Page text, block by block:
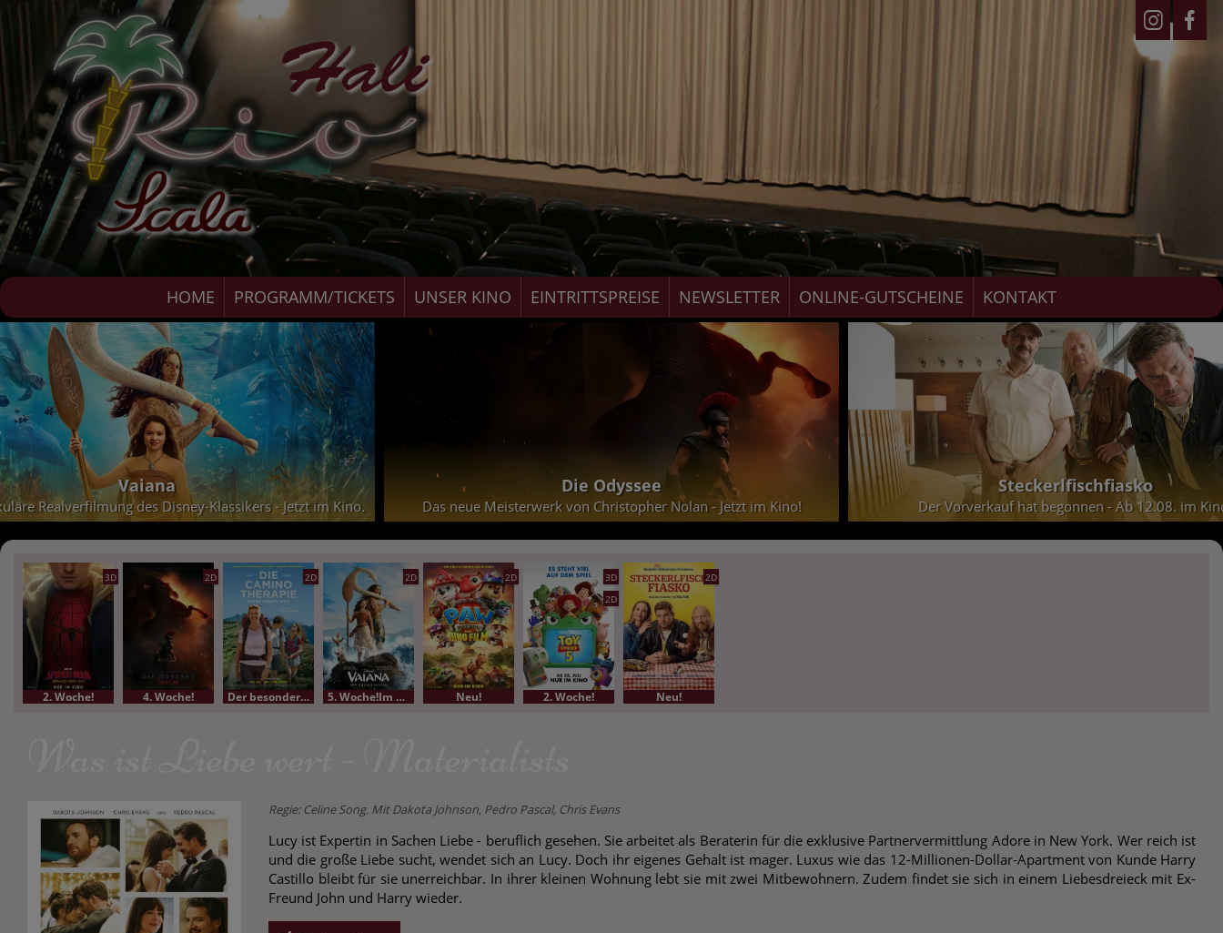
HOME PROGRAMM/TICKETS UNSER KINO EINTRITTSPREISE NEWSLETTER ONLINE-GUTSCHEINE KONTAKT
Vaiana
Realverfilmung des Disney-Klassikers - Jetzt im Kino.
Die Odyssee
Das neue Meisterwerk von Christopher Nolan - Jetzt im Kino!
Steckerlfischfiasko
Der Vorverkauf hat begonnen - Ab 12.08. im
3D
2. Woche!
2D
4. Woche!
2D
Der besondere Film
2D
5. Woche!Im Bundesstart
2D
Neu!
3D
2D
2. Woche!
2D
Neu!
Regie: Celine Song. Mit Dakota Johnson, Pedro Pascal, Chris Evans
Lucy ist Expertin in Sachen Liebe - beruflich gesehen. Sie arbeitet als Beraterin für die exklusive Partnervermittlung Adore in New York. Wer reich ist
und die große Liebe sucht, wendet sich an Lucy. Doch ihr eigenes Gehalt ist mager. Luxus wie das 12-Millionen-Dollar-Apartment von Kunde Harry
Castillo bleibt für sie unerreichbar. In ihrer kleinen Wohnung lebt sie mit zwei Mitbewohnern. Zudem findet sie sich in einem Liebesdreieck mit Ex-
Freund John und Harry wieder.